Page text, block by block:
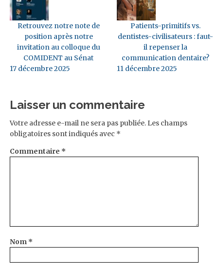
Retrouvez notre note de
position après notre
invitation au colloque du
COMIDENT au Sénat
17 décembre 2025
Patients-primitifs vs.
dentistes-civilisateurs : faut-
il repenser la
communication dentaire?
11 décembre 2025
Laisser un commentaire
Votre adresse e-mail ne sera pas publiée. Les champs
obligatoires sont indiqués avec *
Commentaire *
Nom *